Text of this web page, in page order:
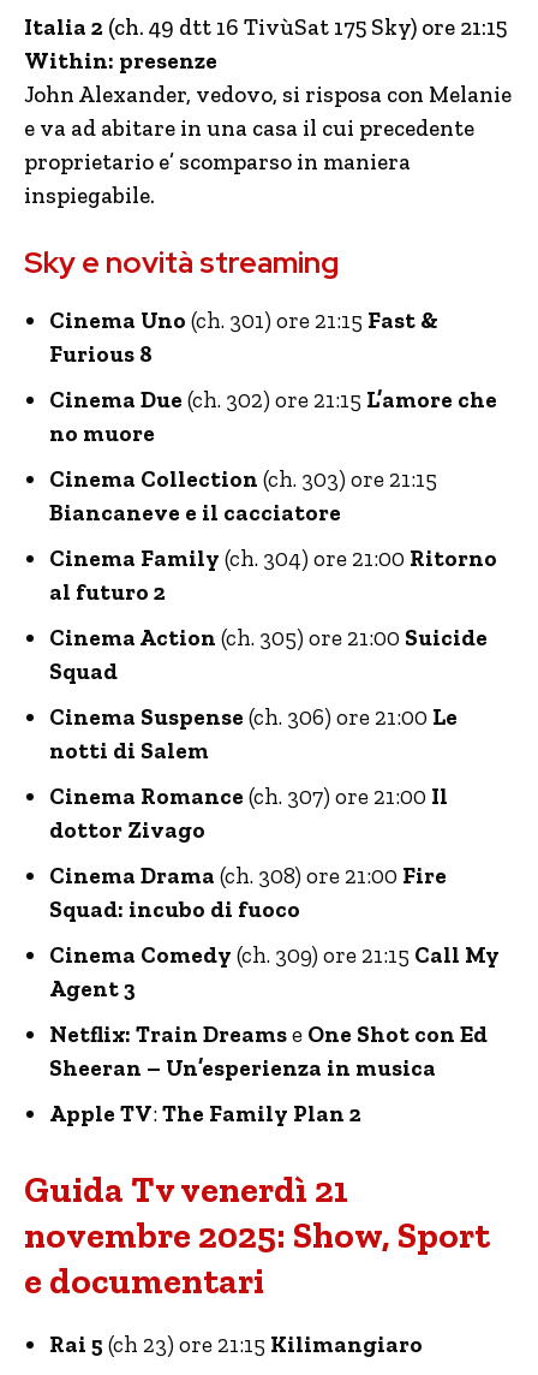
Italia 2 (ch. 49 dtt 16 TivùSat 175 Sky) ore 21:15
Within: presenze
John Alexander, vedovo, si risposa con Melanie
e va ad abitare in una casa il cui precedente
proprietario e’ scomparso in maniera
inspiegabile.
Sky e novità streaming
Cinema Uno (ch. 301) ore 21:15 Fast &
Furious 8
Cinema Due (ch. 302) ore 21:15 L’amore che
no muore
Cinema Collection (ch. 303) ore 21:15
Biancaneve e il cacciatore
Cinema Family (ch. 304) ore 21:00 Ritorno
al futuro 2
Cinema Action (ch. 305) ore 21:00 Suicide
Squad
Cinema Suspense (ch. 306) ore 21:00 Le
notti di Salem
Cinema Romance (ch. 307) ore 21:00 Il
dottor Zivago
Cinema Drama (ch. 308) ore 21:00 Fire
Squad: incubo di fuoco
Cinema Comedy (ch. 309) ore 21:15 Call My
Agent 3
Netflix: Train Dreamse One Shot con Ed
Sheeran – Un’esperienza in musica
Apple TV:The Family Plan 2
Guida Tv venerdì 21
novembre 2025: Show, Sport
e documentari
Rai 5 (ch 23) ore 21:15 Kilimangiaro